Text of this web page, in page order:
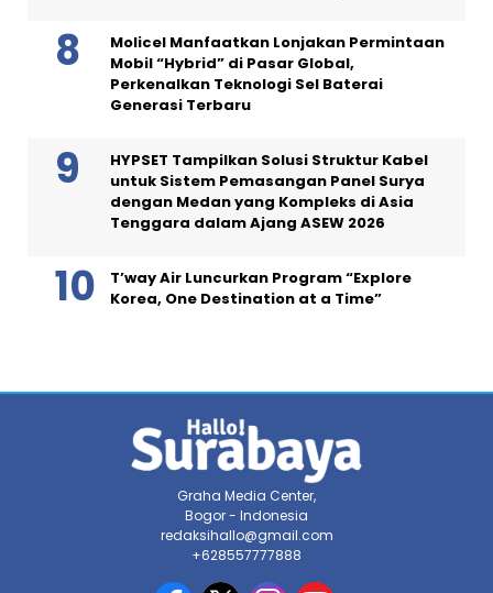
Molicel Manfaatkan Lonjakan Permintaan
Mobil “Hybrid” di Pasar Global,
Perkenalkan Teknologi Sel Baterai
Generasi Terbaru
HYPSET Tampilkan Solusi Struktur Kabel
untuk Sistem Pemasangan Panel Surya
dengan Medan yang Kompleks di Asia
Tenggara dalam Ajang ASEW 2026
T’way Air Luncurkan Program “Explore
Korea, One Destination at a Time”
Graha Media Center,
Bogor - Indonesia
redaksihallo@gmail.com
+628557777888